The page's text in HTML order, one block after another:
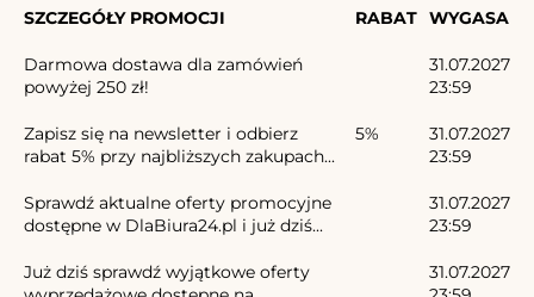
SZCZEGÓŁY PROMOCJI RABAT WYGASA
Darmowa dostawa dla zamówień
powyżej 250 zł!
31.07.2027
23:59
Zapisz się na newsletter i odbierz
rabat 5% przy najbliższych zakupach...
5%
31.07.2027
23:59
Sprawdź aktualne oferty promocyjne
dostępne w DlaBiura24.pl i już dziś...
31.07.2027
23:59
Już dziś sprawdź wyjątkowe oferty
31.07.2027